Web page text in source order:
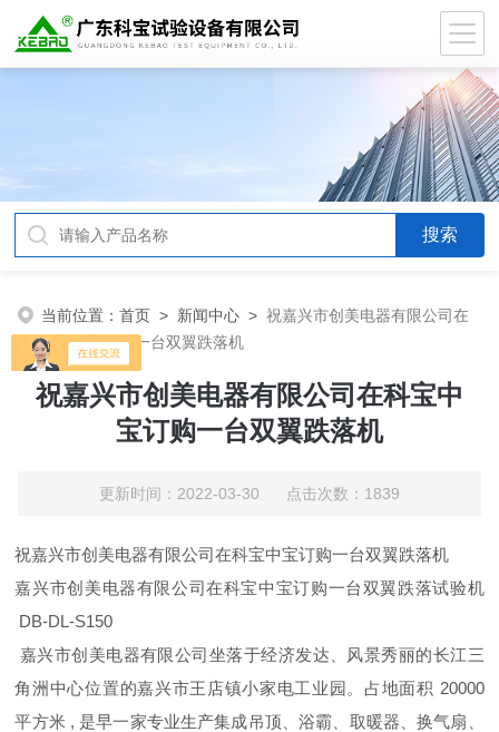
当前位置：首页 > 新闻中心 >祝嘉兴市创美电器有限公司在
科宝中宝订购一台双翼跌落机
祝嘉兴市创美电器有限公司在科宝中
宝订购一台双翼跌落机
更新时间：2022-03-30 点击次数：1839
祝嘉兴市创美电器有限公司在科宝中宝订购一台双翼跌落机
嘉兴市创美电器有限公司在科宝中宝订购一台双翼跌落试验机
DB-DL-S150
嘉兴市创美电器有限公司坐落于经济发达、风景秀丽的长江三
角洲中心位置的嘉兴市王店镇小家电工业园。占地面积 20000
平方米 , 是早一家专业生产集成吊顶、浴霸、取暖器、换气扇、